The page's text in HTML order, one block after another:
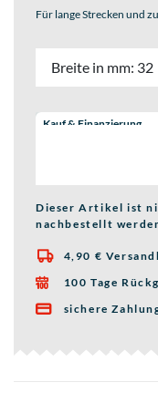
Für lange Strecken und
Breite in mm: 32
Wähle eine
Kauf & Finanzierung
Dieser Artikel ist
nachbestellt
 4,90 €
 100 Tage
 sichere